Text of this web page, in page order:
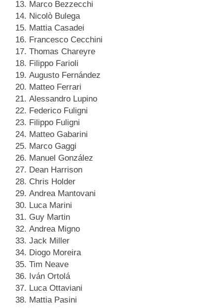
Marco Bezzecchi
Nicolò Bulega
Mattia Casadei
Francesco Cecchini
Thomas Chareyre
Filippo Farioli
Augusto Fernández
Matteo Ferrari
Alessandro Lupino
Federico Fuligni
Filippo Fuligni
Matteo Gabarini
Marco Gaggi
Manuel González
Dean Harrison
Chris Holder
Andrea Mantovani
Luca Marini
Guy Martin
Andrea Migno
Jack Miller
Diogo Moreira
Tim Neave
Iván Ortolá
Luca Ottaviani
Mattia Pasini